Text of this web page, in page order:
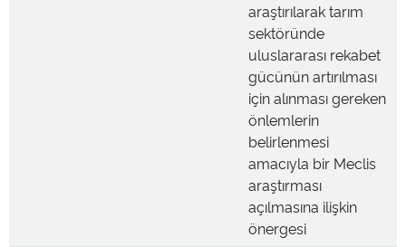
araştırılarak tarım
sektöründe
uluslararası rekabet
gücünün artırılması
için alınması gereken
önlemlerin
belirlenmesi
amacıyla bir Meclis
araştırması
açılmasına ilişkin
önergesi